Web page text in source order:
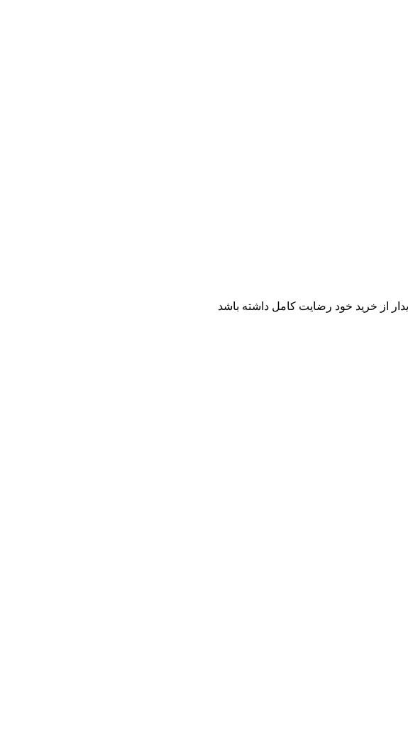
از خرید خود رضایت کامل داشته باشد